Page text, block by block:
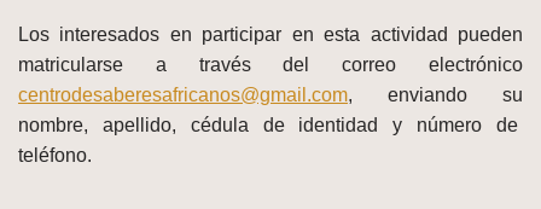
Los interesados en participar en esta actividad pueden
matricularse a través del correo electrónico
centrodesaberesafricanos@gmail.com, enviando su
nombre, apellido, cédula de identidad y número de
teléfono.